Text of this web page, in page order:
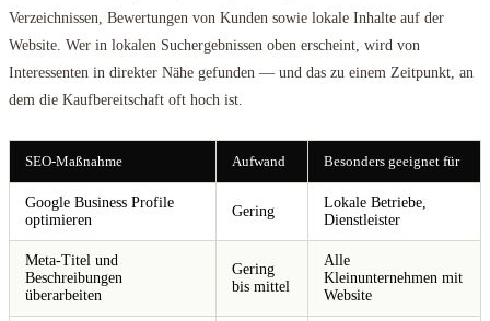
Verzeichnissen, Bewertungen von Kunden sowie lokale Inhalte auf der
Website. Wer in lokalen Suchergebnissen oben erscheint, wird von
Interessenten in direkter Nähe gefunden — und das zu einem Zeitpunkt, an
dem die Kaufbereitschaft oft hoch ist.
SEO-Maßnahme Aufwand Besonders geeignet für
Google Business Profile
optimieren
Gering
Lokale Betriebe,
Dienstleister
Meta-Titel und
Beschreibungen
überarbeiten
Gering
bis mittel
Alle
Kleinunternehmen mit
Website